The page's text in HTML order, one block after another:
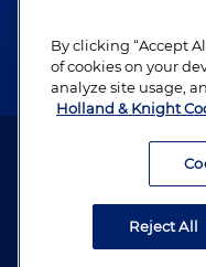
Alumni
Attorney Advertising.
By clicking “Accept
of cookies on your
analyze site usage,
Holland & Knight
Reject All